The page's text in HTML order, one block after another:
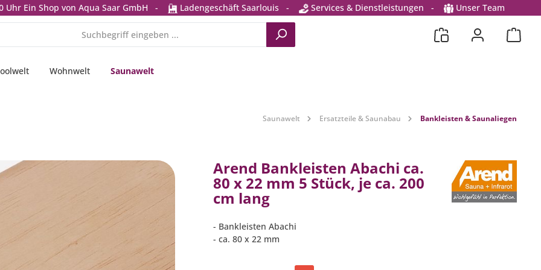
Uhr Ein Shop von Aqua Saar GmbH - Ladengeschäft Saarlouis - Services & Dienstleistungen - Unser Team
Wohnwelt Saunawelt
Saunawelt Ersatzteile & Saunabau Bankleisten & Saunaliegen
Arend Bankleisten Abachi ca.
80 x 22 mm 5 Stück, je ca. 200
cm lang
- Bankleisten Abachi
- ca. 80 x 22 mm